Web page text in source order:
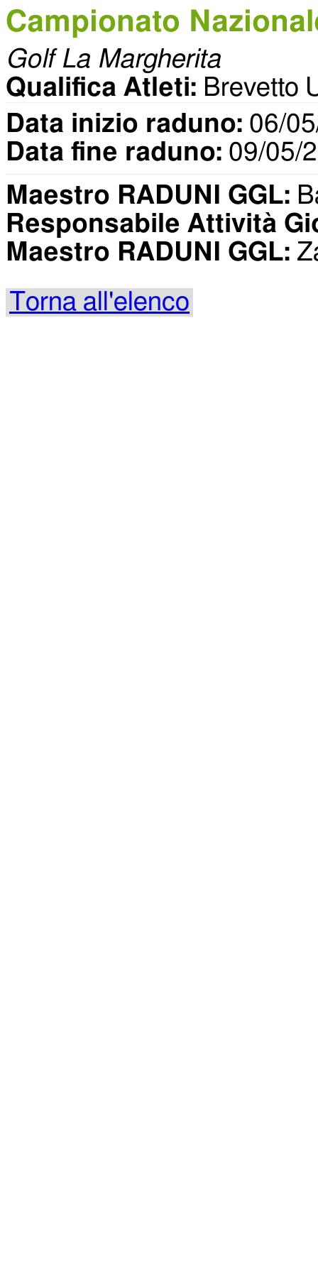
Campionato
Golf La Margherita
Qualifica Atleti: Brevetto
Data inizio raduno: 06/
Data fine raduno: 09/05/
Maestro RADUNI GGL:
Responsabile Attività
Maestro RADUNI GGL:
Torna all'elenco